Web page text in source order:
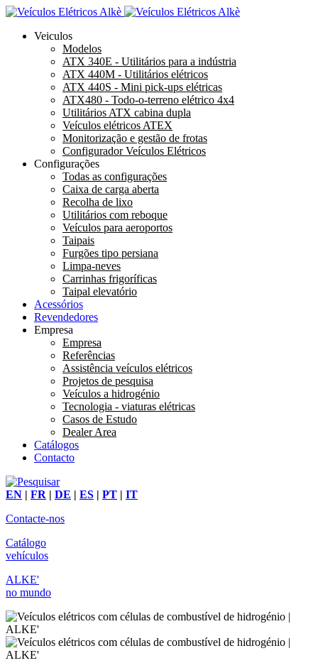
Veiculos
Modelos
ATX 340E - Utilitários para a indústria
ATX 440M - Utilitários elétricos
ATX 440S - Mini pick-ups elétricas
ATX480 - Todo-o-terreno elétrico 4x4
Utilitários ATX cabina dupla
Veículos elétricos ATEX
Monitorização e gestão de frotas
Configurador Veículos Elétricos
Configurações
Todas as configurações
Caixa de carga aberta
Recolha de lixo
Utilitários com reboque
Veículos para aeroportos
Taipais
Furgões tipo persiana
Limpa-neves
Carrinhas frigoríficas
Taipal elevatório
Acessórios
Revendedores
Empresa
Empresa
Referências
Assistência veículos elétricos
Projetos de pesquisa
Veículos a hidrogénio
Tecnologia - viaturas elétricas
Casos de Estudo
Dealer Area
Catálogos
Contacto
EN | FR | DE | ES | PT | IT
Contacte-nos
Catálogo
vehículos
ALKE'
no mundo